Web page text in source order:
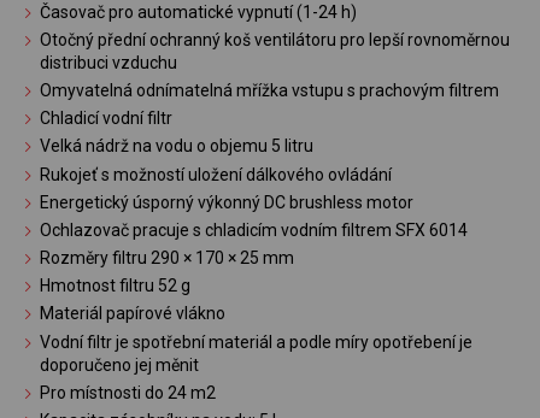
Časovač pro automatické vypnutí (1-24 h)
Otočný přední ochranný koš ventilátoru pro lepší rovnoměrnou
distribuci vzduchu
Omyvatelná odnímatelná mřížka vstupu s prachovým filtrem
Chladicí vodní filtr
Velká nádrž na vodu o objemu 5 litru
Rukojeť s možností uložení dálkového ovládání
Energetický úsporný výkonný DC brushless motor
Ochlazovač pracuje s chladicím vodním filtrem SFX 6014
Rozměry filtru 290 × 170 × 25 mm
Hmotnost filtru 52 g
Materiál papírové vlákno
Vodní filtr je spotřební materiál a podle míry opotřebení je
doporučeno jej měnit
Pro místnosti do 24 m2